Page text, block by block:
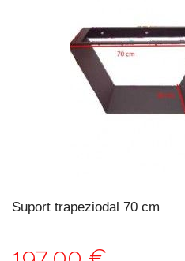
Suport trapeziodal 70 cm